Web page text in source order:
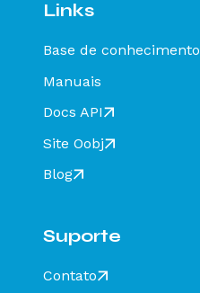
Links
Base de conhecimento
Manuais
Docs API
Site Oobj
Blog
Suporte
Contato